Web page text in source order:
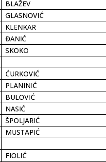
BLAŽEV
GLASNOVIĆ
KLENKAR
ĐANIĆ
SKOKO
ĆURKOVIĆ
PLANINIĆ
BULOVIĆ
NASIĆ
ŠPOLJARIĆ
MUSTAPIĆ
FIOLIĆ